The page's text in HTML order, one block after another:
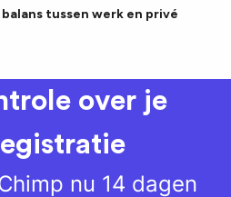
tussen werk en privé
over je
nu 14 dagen